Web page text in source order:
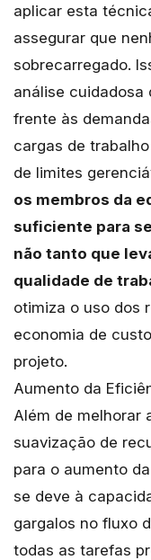
aplicar esta
assegurar que
sobrecarregado.
análise cuidadosa
frente às
cargas de
de limites
os membros da
suficiente para
não tanto que
qualidade de
otimiza o uso dos
economia de
projeto.
Aumento da
Além de melhorar
suavização de
para o aumento
se deve à
gargalos no fluxo
todas as tarefas